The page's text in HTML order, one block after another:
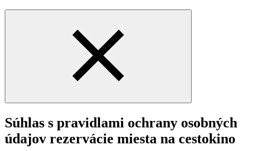
Súhlas s pravidlami ochrany osobných
údajov rezervácie miesta na cestokino